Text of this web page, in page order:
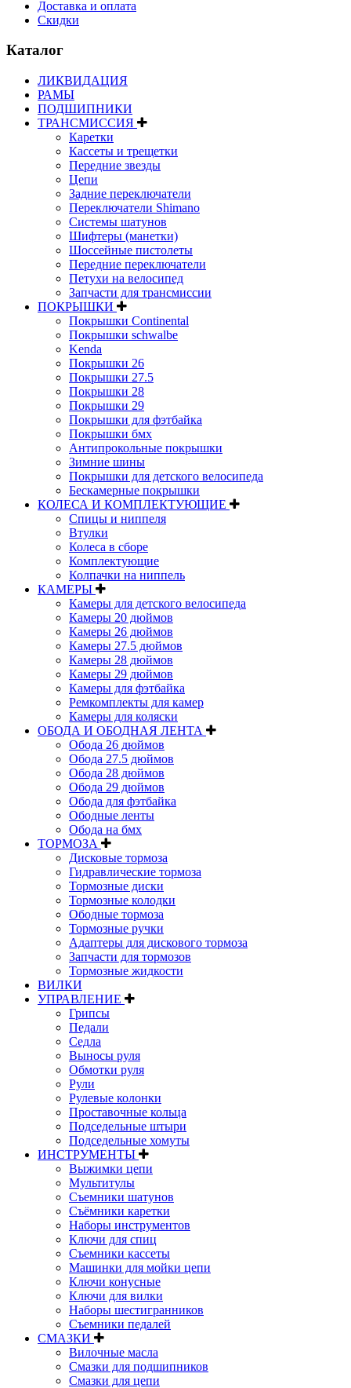
Доставка и оплата
Скидки
Каталог
ЛИКВИДАЦИЯ
РАМЫ
ПОДШИПНИКИ
ТРАНСМИССИЯ
Каретки
Кассеты и трещетки
Передние звезды
Цепи
Задние переключатели
Переключатели Shimano
Системы шатунов
Шифтеры (манетки)
Шоссейные пистолеты
Передние переключатели
Петухи на велосипед
Запчасти для трансмиссии
ПОКРЫШКИ
Покрышки Continental
Покрышки schwalbe
Kenda
Покрышки 26
Покрышки 27.5
Покрышки 28
Покрышки 29
Покрышки для фэтбайка
Покрышки бмх
Антипрокольные покрышки
Зимние шины
Покрышки для детского велосипеда
Бескамерные покрышки
КОЛЕСА И КОМПЛЕКТУЮЩИЕ
Спицы и ниппеля
Втулки
Колеса в сборе
Комплектующие
Колпачки на ниппель
КАМЕРЫ
Камеры для детского велосипеда
Камеры 20 дюймов
Камеры 26 дюймов
Камеры 27.5 дюймов
Камеры 28 дюймов
Камеры 29 дюймов
Камеры для фэтбайка
Ремкомплекты для камер
Камеры для коляски
ОБОДА И ОБОДНАЯ ЛЕНТА
Обода 26 дюймов
Обода 27.5 дюймов
Обода 28 дюймов
Обода 29 дюймов
Обода для фэтбайка
Ободные ленты
Обода на бмх
ТОРМОЗА
Дисковые тормоза
Гидравлические тормоза
Тормозные диски
Тормозные колодки
Ободные тормоза
Тормозные ручки
Адаптеры для дискового тормоза
Запчасти для тормозов
Тормозные жидкости
ВИЛКИ
УПРАВЛЕНИЕ
Грипсы
Педали
Седла
Выносы руля
Обмотки руля
Рули
Рулевые колонки
Проставочные кольца
Подседельные штыри
Подседельные хомуты
ИНСТРУМЕНТЫ
Выжимки цепи
Мультитулы
Съемники шатунов
Съёмники каретки
Наборы инструментов
Ключи для спиц
Съемники кассеты
Машинки для мойки цепи
Ключи конусные
Ключи для вилки
Наборы шестигранников
Съемники педалей
СМАЗКИ
Вилочные масла
Смазки для подшипников
Смазки для цепи